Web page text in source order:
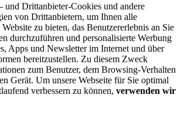
und Drittanbieter-Cookies und andere
von Drittanbietern, um Ihnen alle
zu bieten, das Benutzererlebnis an Sie
durchzuführen und personalisierte Werbung
Apps und Newsletter im Internet und über
bereitzustellen. Zu diesem Zweck
zum Benutzer, dem Browsing-Verhalten
Gerät. Um unsere Webseite für Sie optimal
verbessern zu können, verwenden wir